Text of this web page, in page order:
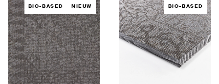
BIO-BASED NIEUW BIO-BASED